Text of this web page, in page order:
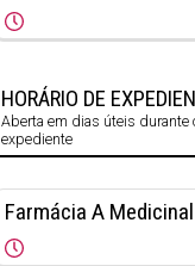
HORÁRIO DE
Aberta em dias úteis durante
expediente
Farmácia A Medicinal